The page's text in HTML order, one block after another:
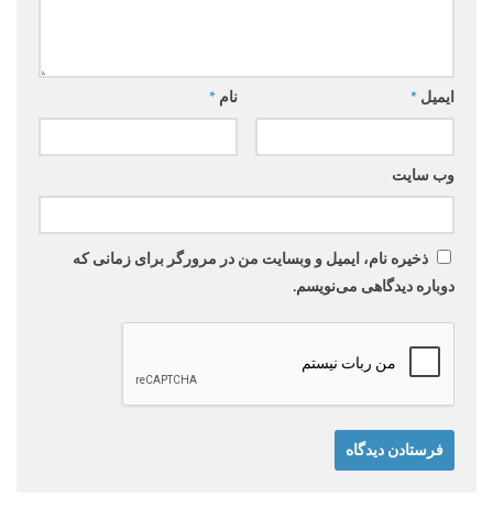
نام * ایمیل *
وب‌ سایت
ذخیره نام، ایمیل و وبسایت من در مرورگر برای زمانی که
دوباره دیدگاهی می‌نویسم.